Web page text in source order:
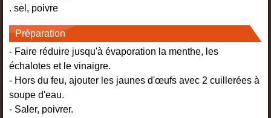
. sel, poivre
Préparation
- Faire réduire jusqu'à évaporation la menthe, les
échalotes et le vinaigre.
- Hors du feu, ajouter les jaunes d'œufs avec 2 cuillerées à
soupe d'eau.
- Saler, poivrer.